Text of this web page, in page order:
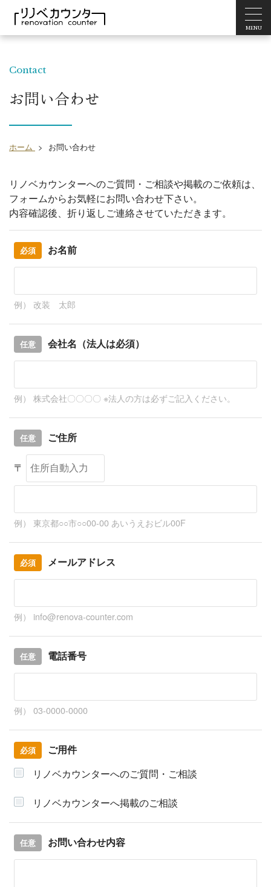
MENU
Contact
お問い合わせ
ホーム > お問い合わせ
リノベカウンターへのご質問・ご相談や掲載のご依頼は、
フォームからお気軽にお問い合わせ下さい。
内容確認後、折り返しご連絡させていただきます。
必須 お名前
例） 改装 太郎
任意 会社名（法人は必須）
例） 株式会社〇〇〇〇 ※法人の方は必ずご記入ください。
任意 ご住所
〒
例） 東京都○○市○○00-00 あいうえおビル00F
必須 メールアドレス
例） info@renova-counter.com
任意 電話番号
例） 03-0000-0000
必須
ご用件
リノベカウンターへのご質問・ご相談
リノベカウンターへ掲載のご相談
任意 お問い合わせ内容